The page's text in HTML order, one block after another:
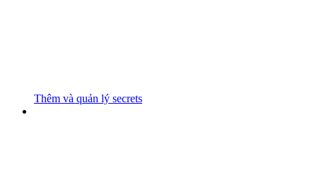
Thêm và quản lý secrets